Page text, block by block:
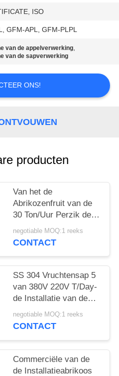
ISO
GFM-APL, GFM-PLPL
van de appelverwerking,
van de sapverwerking
ONS!
producten
Van het de
Abrikozenfruit van de
30 Ton/Uur Perzik de
Ontpittermachine
negotiable MOQ:1 reeks
CONTACT
SS 304 Vruchtensap 5
van 380V 220V T/Day-
de Installatie van de
Perzikverwerking
negotiable MOQ:1 reeks
CONTACT
Commerciële van de
de Installatieabrikoos